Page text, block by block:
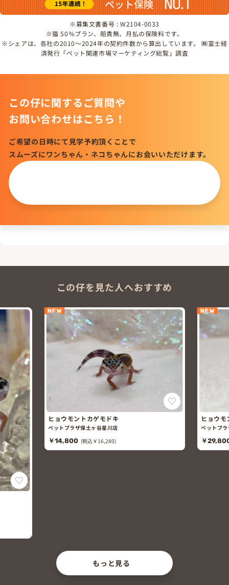
※募集文書番号 : W2104-0033
※猫 50％プラン、賠責無、月払の保険料です。
※シェアは、各社の2010～2024年の契約件数から算出しています。 ㈱富士経
済発行「ペット関連市場マーケティング総覧」調査
この仔に関するご質問や
お問い合わせはこちら！
ご希望の日時にて見学予約頂くことで
スムーズにワンちゃん・ネコちゃんにお会いいただけます。
この仔を見た人へおすすめ
NEW
ヒョウモントカゲモドキ
ペットプラザ保土ヶ谷星川店
￥14,800 (税込￥16,280)
NEW
ヒョウ
ペットプ
￥
もっと見る